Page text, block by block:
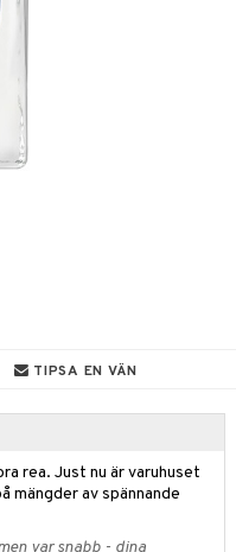
TIPSA EN VÄN
rea. Just nu är varuhuset
mängder av spännande
var snabb - dina